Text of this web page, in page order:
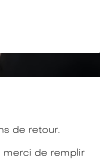
de retour.
merci de remplir